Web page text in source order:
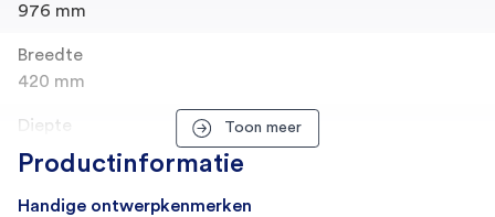
976 mm
Breedte
420 mm
Diepte
440 mm
Gewicht
Toon meer
Productinformatie
Handige ontwerpkenmerken